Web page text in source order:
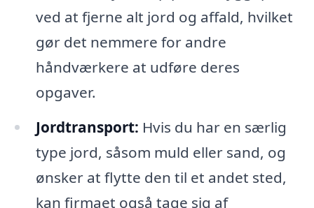
ved at fjerne alt jord og affald, hvilket
gør det nemmere for andre
håndværkere at udføre deres
opgaver.
Jordtransport: Hvis du har en særlig
type jord, såsom muld eller sand, og
ønsker at flytte den til et andet sted,
kan firmaet også tage sig af